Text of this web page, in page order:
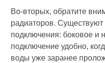
Во-вторых, обратите
радиаторов.
подключения: боковое и
подключение удобно,
воды уже заранее